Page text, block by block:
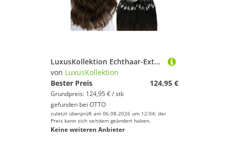
LuxusKollektion Echthaar-Extension Microring 40 cm-Micro 3-Micro-1-#Dunkelstes Braun Ombre Braun
von LuxusKollektion
Bester Preis
124,95 €
Grundpreis: 124,95 € / stk
gefunden bei OTTO
zuletzt überprüft am 06.08.2026 um 12:04; der
Preis kann sich seitdem geändert haben.
Keine weiteren Anbieter